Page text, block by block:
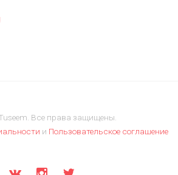
Все права защищены.
и Пользовательское соглашение